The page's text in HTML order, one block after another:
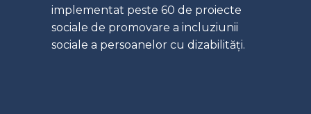
implementat peste 60 de proiecte
sociale de promovare a incluziunii
sociale a persoanelor cu dizabilități.